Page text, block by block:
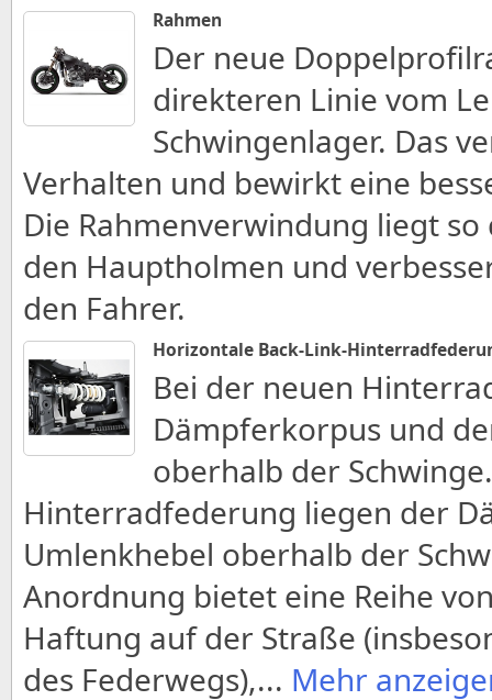
Rahmen
Der neue
direkteren Linie vom
Schwingenlager. Das
Verhalten und bewirkt eine
Die Rahmenverwindung liegt
den Hauptholmen und
den Fahrer.
Horizontale Back-Link-
Bei der neuen
Dämpferkorpus und
oberhalb der
Hinterradfederung liegen der
Umlenkhebel oberhalb der
Anordnung bietet eine Reihe
Haftung auf der Straße
des Federwegs),... Mehr